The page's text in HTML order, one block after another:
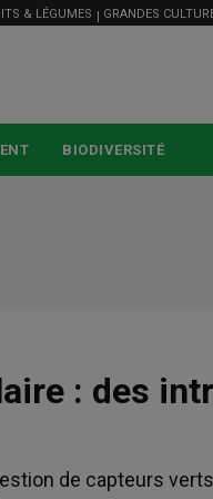
& LÉGUMES GRANDES
BIODIVERSITÉ
: des
de capteurs verts